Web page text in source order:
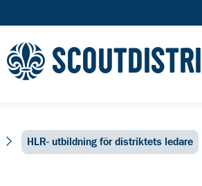
HLR- utbildning för distriktets ledare